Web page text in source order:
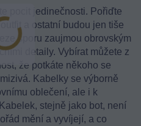
pocit jedinečnosti. Pořiďte
a ostatní budou jen tiše
sporu zaujmou obrovským
detaily. Vybírat můžete z
že potkáte někoho se
Kabelky se výborně
oblečení, ale i k
stejně jako bot, není
mění a vyvíjejí, a co